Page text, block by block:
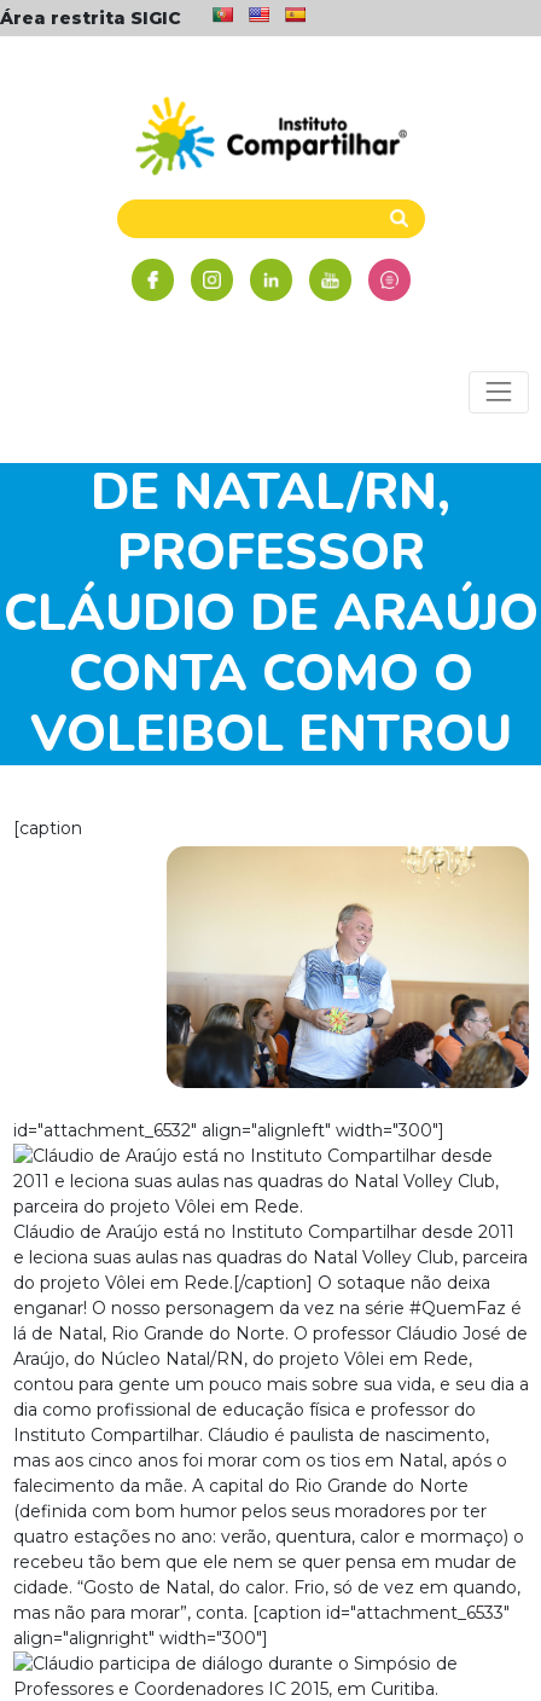
Área restrita SIGIC
#QUEMFAZ: DIRETO
DE NATAL/RN,
PROFESSOR
CLÁUDIO DE ARAÚJO
CONTA COMO O
VOLEIBOL ENTROU
[caption
id="attachment_6532" align="alignleft" width="300"]
Cláudio de Araújo está no Instituto Compartilhar desde 2011
e leciona suas aulas nas quadras do Natal Volley Club, parceira
do projeto Vôlei em Rede.[/caption] O sotaque não deixa
enganar! O nosso personagem da vez na série #QuemFaz é
lá de Natal, Rio Grande do Norte. O professor Cláudio José de
Araújo, do Núcleo Natal/RN, do projeto Vôlei em Rede,
contou para gente um pouco mais sobre sua vida, e seu dia a
dia como profissional de educação física e professor do
Instituto Compartilhar. Cláudio é paulista de nascimento,
mas aos cinco anos foi morar com os tios em Natal, após o
falecimento da mãe. A capital do Rio Grande do Norte
(definida com bom humor pelos seus moradores por ter
quatro estações no ano: verão, quentura, calor e mormaço) o
recebeu tão bem que ele nem se quer pensa em mudar de
cidade. “Gosto de Natal, do calor. Frio, só de vez em quando,
mas não para morar”, conta. [caption id="attachment_6533"
align="alignright" width="300"]